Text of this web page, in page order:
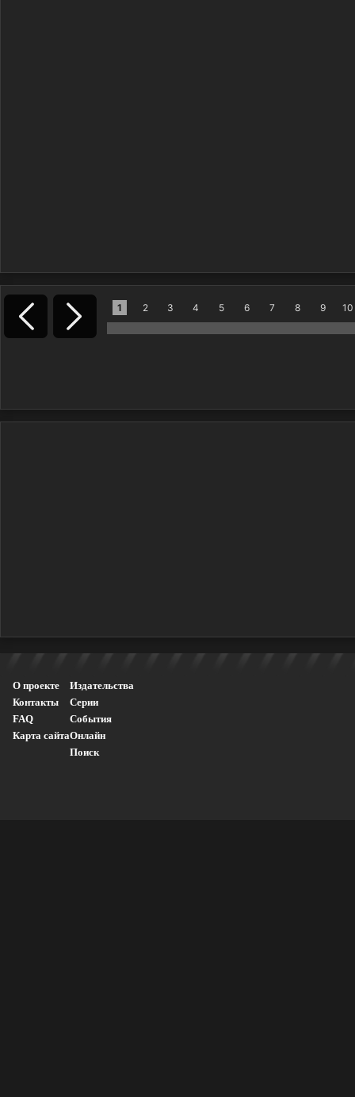
1 2 3 4 5 6 7 8 9 10
О проекте
Контакты
FAQ
Карта сайта
Издательства
Серии
События
Онлайн
Поиск